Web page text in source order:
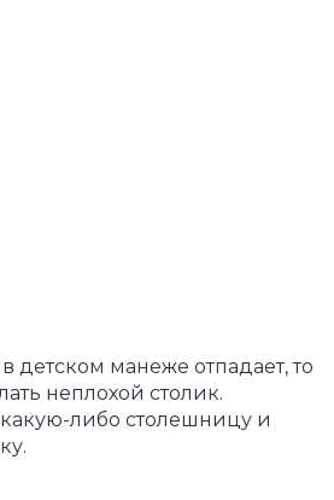
детском манеже отпадает, то
неплохой столик.
либо столешницу и